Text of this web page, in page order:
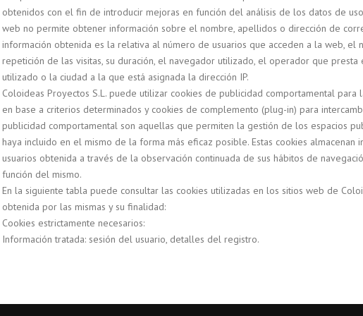
obtenidos con el fin de introducir mejoras en función del análisis de los datos de
web no permite obtener información sobre el nombre, apellidos o dirección de
información obtenida es la relativa al número de usuarios que acceden a la web, el
repetición de las visitas, su duración, el navegador utilizado, el operador que
utilizado o la ciudad a la que está asignada la dirección IP.
Coloideas Proyectos S.L. puede utilizar cookies de publicidad comportamental
en base a criterios determinados y cookies de complemento (plug-in) para
publicidad comportamental son aquellas que permiten la gestión de los espacios
haya incluido en el mismo de la forma más eficaz posible. Estas cookies
usuarios obtenida a través de la observación continuada de sus hábitos de
función del mismo.
En la siguiente tabla puede consultar las cookies utilizadas en los sitios web de
obtenida por las mismas y su finalidad:
Cookies estrictamente necesarios:
Información tratada: sesión del usuario, detalles del registro.